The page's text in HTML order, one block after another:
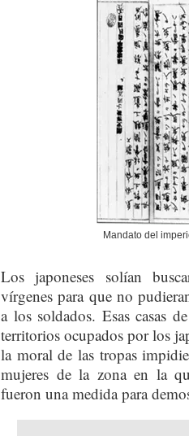
Mandato del
Los japoneses solían
vírgenes para que no
a los soldados. Esas casas
territorios ocupados por los
la moral de las tropas
mujeres de la zona en la
fueron una medida para